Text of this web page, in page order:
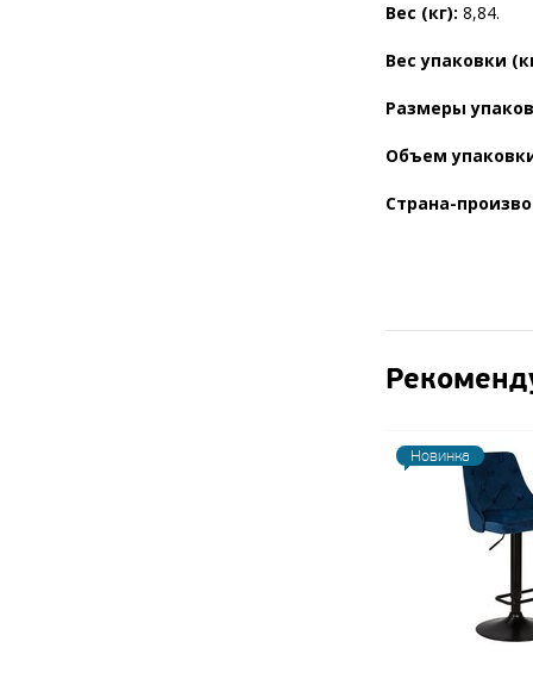
Вес (кг): 8,84.
Вес упаковки
Размеры
Объем
Страна-
Новинка